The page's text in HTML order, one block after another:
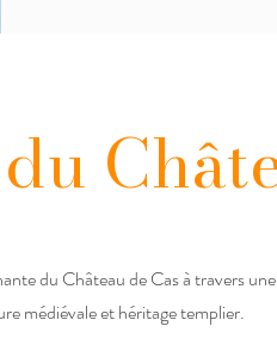
du Château de Cas à travers
médiévale et héritage templier.